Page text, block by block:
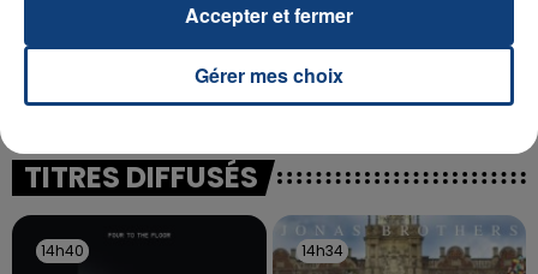
UNE ADOLESCENTE DEVANT SE FAIRE
OPÉRER DE LA CHEVILLE RESSORT DE LA...
La famille a porté plainte contre la clinique qui a
excuses.
TITRES DIFFUSÉS
14h40
14h40 14h34
14h34
Gérer mes choix
Accepter et fermer